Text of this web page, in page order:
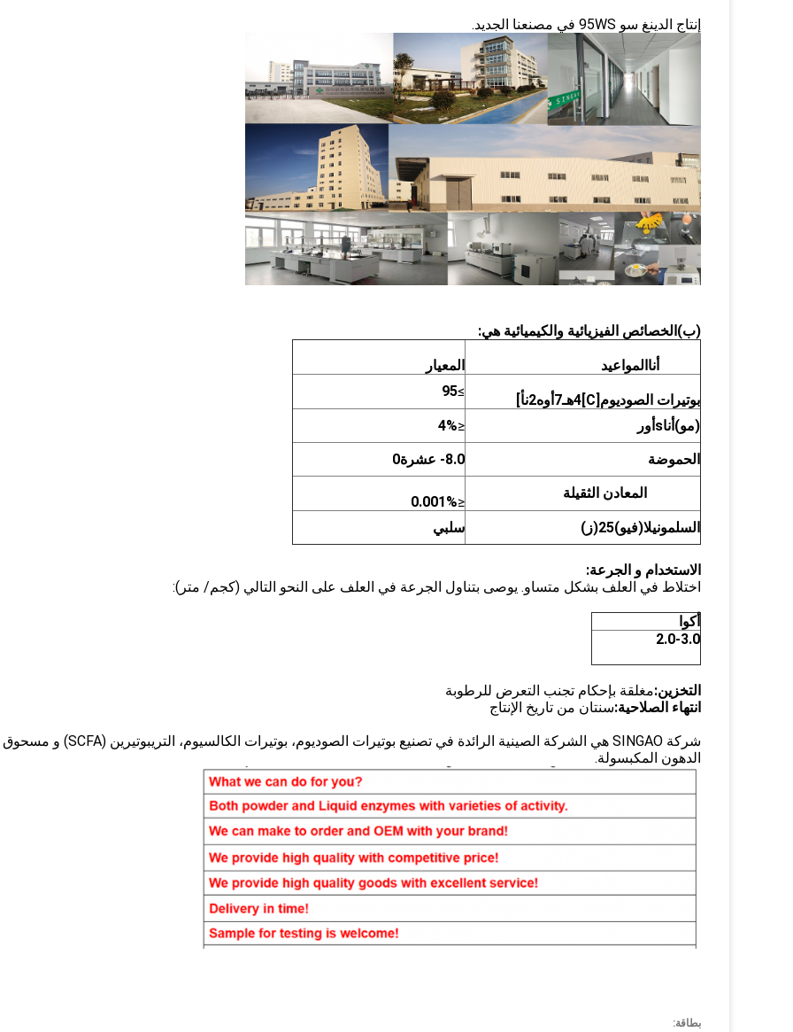
إنتاج الدينغ سو 95WS في مصنعنا الجديد.
(ب)الخصائص الفيزيائية والكيميائية هي:
أناالمواعيد المعيار
بوتيرات الصوديوم[C] 4هـ7أوه2نأ]
≥
95
(مو)أناsأور ≤
4%
الحموضة
8.0- عشرة0
المعادن الثقيلة
≤
0.001%
السلمونيلا(فيو)25(ز) سلبي
الاستخدام و الجرعة:
اختلاط في العلف بشكل متساو. يوصى بتناول الجرعة في العلف على النحو التالي (كجم/ متر):
أكوا
2.0-3.0
التخزين:مغلقة بإحكام تجنب التعرض للرطوبة
انتهاء الصلاحية:سنتان من تاريخ الإنتاج
شركة SINGAO هي الشركة الصينية الرائدة في تصنيع بوتيرات الصوديوم، بوتيرات الكالسيوم، التريبوتيرين (SCFA) و مسحوق
الدهون المكبسولة.
بطاقة: